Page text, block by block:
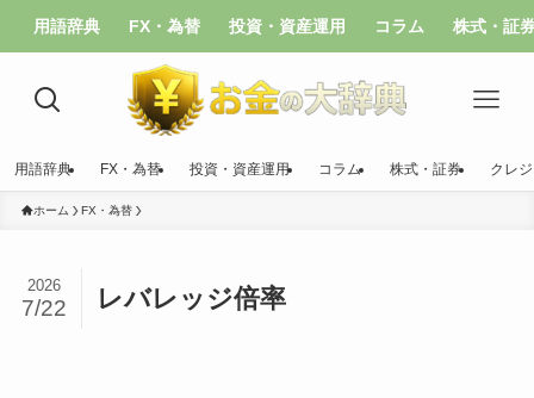
用語辞典 FX・為替 投資・資産運用 コラム 株式・証
用語辞典 FX・為替 投資・資産運用 コラム 株式・証券 クレ
ホーム FX・為替
レバレッジ倍率
2026
7/22